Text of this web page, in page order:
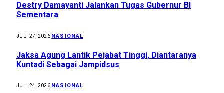
Destry Damayanti Jalankan Tugas Gubernur BI
Sementara
JULI 27, 2026 NASIONAL
Jaksa Agung Lantik Pejabat Tinggi, Diantaranya
Kuntadi Sebagai Jampidsus
JULI 24, 2026 NASIONAL